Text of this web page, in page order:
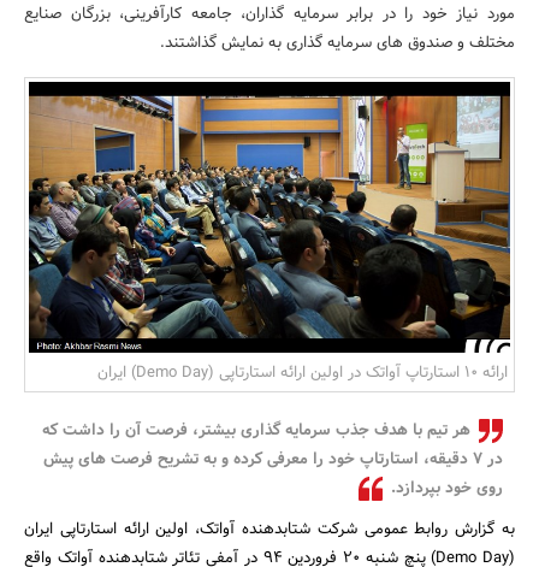
مسکن و ساختمان
مورد نیاز خود را در برابر سرمایه گذاران، جامعه کارآفرینی، بزرگان صنایع
مختلف و صندوق های سرمایه گذاری به نمایش گذاشتند.
ارائه 10 استارتاپ آواتک در اولین ارائه استارتاپی (Demo Day) ایران
هر تیم با هدف جذب سرمایه گذاری بیشتر، فرصت آن را داشت که
در 7 دقیقه، استارتاپ خود را معرفی کرده و به تشریح فرصت های پیش
روی خود بپردازد.
به گزارش روابط عمومی شرکت شتابدهنده آواتک، اولین ارائه استارتاپی ایران
(Demo Day) پنچ شنبه 20 فروردین 94 در آمفی تئاتر شتابدهنده آواتک واقع